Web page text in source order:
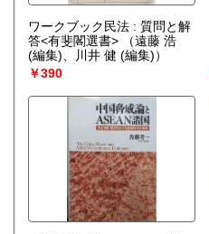
ワークブック民法 : 質問と解
答<有斐閣選書>
（遠藤 浩
(編集)、川井 健 (編集)）
￥390